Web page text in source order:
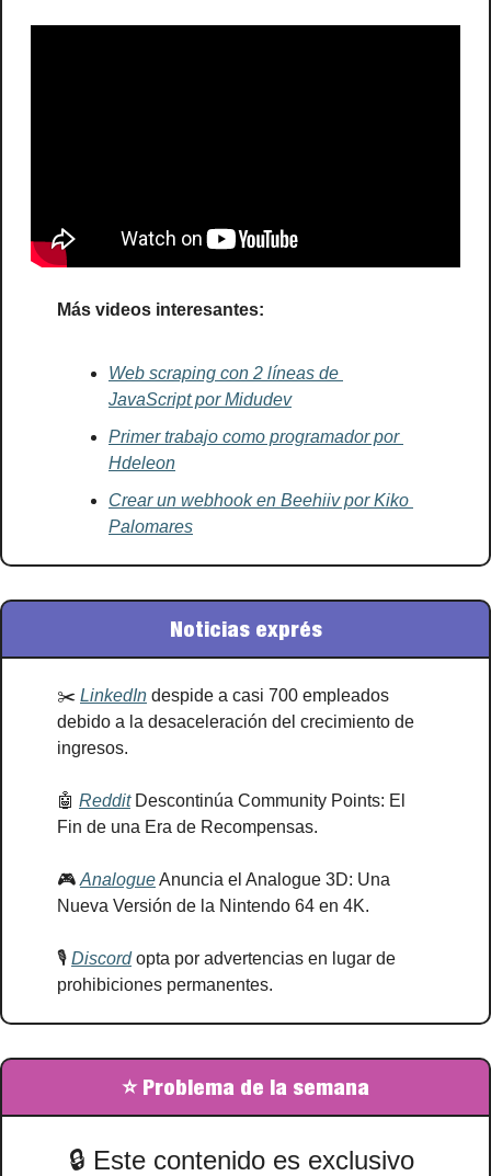
Más videos interesantes:
Web scraping con 2 líneas de
JavaScript por Midudev
Primer trabajo como programador por
Hdeleon
Crear un webhook en Beehiiv por Kiko
Palomares
Noticias exprés
✂️ LinkedIn despide a casi 700 empleados
debido a la desaceleración del crecimiento de
ingresos.
🤖 Reddit Descontinúa Community Points: El
Fin de una Era de Recompensas.
🎮 Analogue Anuncia el Analogue 3D: Una
Nueva Versión de la Nintendo 64 en 4K.
🎙️ Discord opta por advertencias en lugar de
prohibiciones permanentes.
⭐ Problema de la semana
🔒 Este contenido es exclusivo